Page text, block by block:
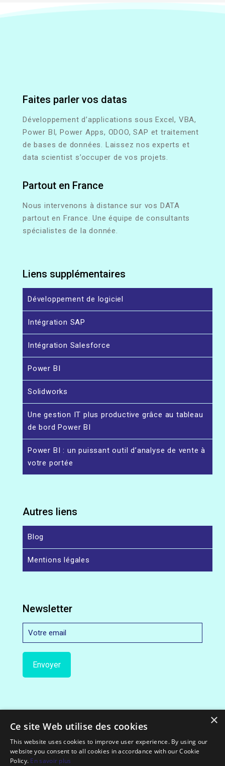
Faites parler vos datas
Développement d’applications sous Excel, VBA,
Power BI, Power Apps, ODOO, SAP et traitement
de bases de données. Laissez nos experts et
data scientist s’occuper de vos projets.
Partout en France
Nous intervenons à distance sur vos DATA
partout en France. Une équipe de consultants
spécialistes de la donnée.
Liens supplémentaires
Développement de logiciel
Intégration SAP
Intégration Salesforce
Power BI
Solidworks
Une gestion IT plus productive grâce au tableau
de bord Power BI
Power BI : un puissant outil d’analyse de vente à
votre portée
Autres liens
Blog
Mentions légales
Newsletter
© 2012-2022 Exceloco.com || All Rights Reserved.
×
Ce site Web utilise des cookies
This website uses cookies to improve user experience. By using our
website you consent to all cookies in accordance with our Cookie
Policy. En savoir plus